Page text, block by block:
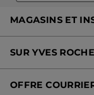
MAGASINS ET
Soins en institut
SUR YVES
Nos engagements
OFFRE